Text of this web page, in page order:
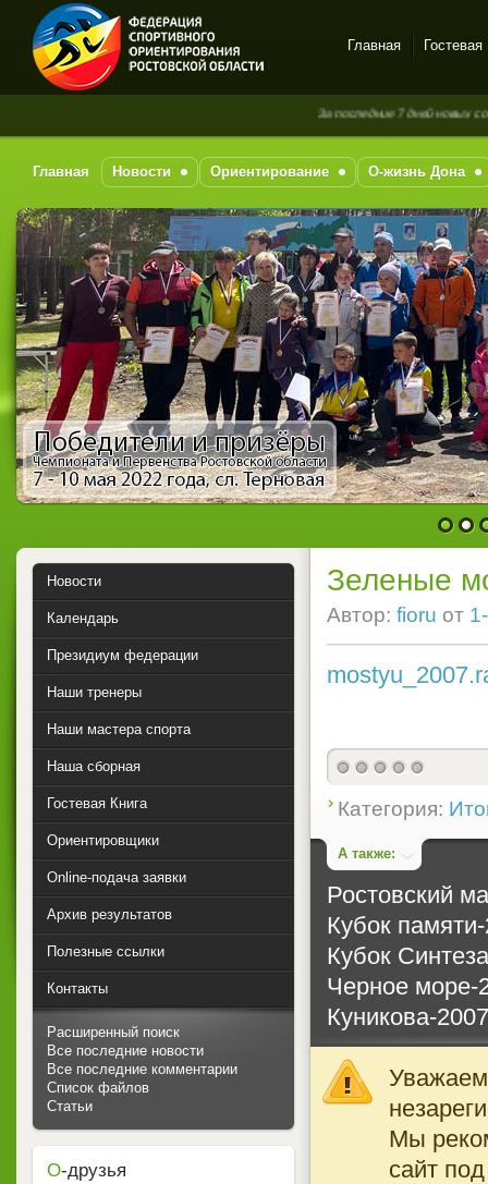
Спортивное
на-Дону
Главная Гостевая
За последние 7 дней новых
Главная Новости Ориентирование О-жизнь Дона
1 2
Зеленые
Автор: fioru от
Категория:
А также:
Ростовский
Кубок
Кубок
Черное море-
Куникова-2007
Мы
сайт
Новости
Календарь
Президиум федерации
Наши тренеры
Наши мастера спорта
Наша сборная
Гостевая Книга
Ориентировщики
Online-подача заявки
Архив результатов
Полезные ссылки
Контакты
Расширенный поиск
Все последние новости
Все последние комментарии
Список файлов
Статьи
О-друзья